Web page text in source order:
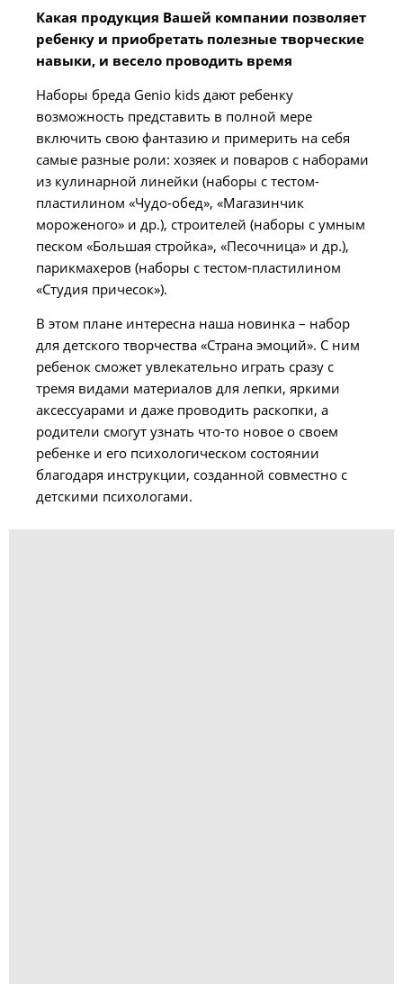
Какая продукция Вашей компании позволяет
ребенку и приобретать полезные творческие
навыки, и весело проводить время
Наборы бреда Genio kids дают ребенку
возможность представить в полной мере
включить свою фантазию и примерить на себя
самые разные роли: хозяек и поваров с наборами
из кулинарной линейки (наборы с тестом-
пластилином «Чудо-обед», «Магазинчик
мороженого» и др.), строителей (наборы с умным
песком «Большая стройка», «Песочница» и др.),
парикмахеров (наборы с тестом-пластилином
«Студия причесок»).
В этом плане интересна наша новинка – набор
для детского творчества «Страна эмоций». C ним
ребенок сможет увлекательно играть сразу с
тремя видами материалов для лепки, яркими
аксессуарами и даже проводить раскопки, а
родители смогут узнать что-то новое о своем
ребенке и его психологическом состоянии
благодаря инструкции, созданной совместно с
детскими психологами.